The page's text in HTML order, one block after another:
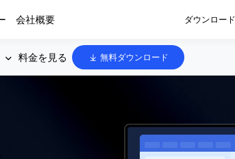
会社概要 ダウンロード
料金を見る 無料ダウンロード